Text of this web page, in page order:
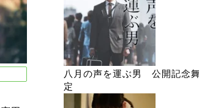
八月の声を運ぶ男 公開記念
定